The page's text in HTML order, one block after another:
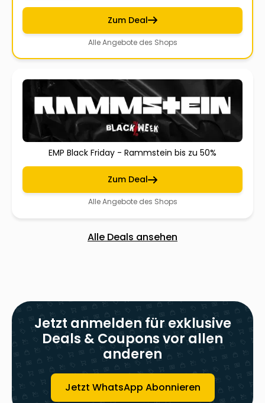
Zum Deal
Alle Angebote des Shops
EMP Black Friday - Rammstein bis zu 50%
Zum Deal
Alle Angebote des Shops
Alle Deals ansehen
Jetzt anmelden für exklusive
Deals & Coupons vor allen
anderen
Jetzt WhatsApp Abonnieren